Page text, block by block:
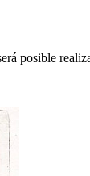
posible